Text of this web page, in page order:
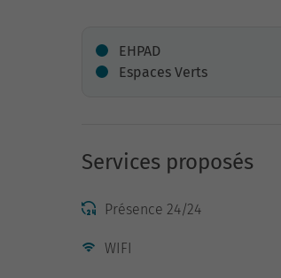
EHPAD
Espaces Verts
Services proposés
Présence 24/24
WIFI